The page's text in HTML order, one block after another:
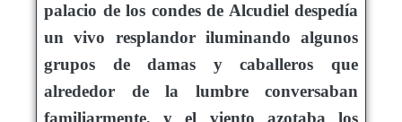
palacio de los condes de Alcudiel despedía
un vivo resplandor iluminando algunos
grupos de damas y caballeros que
alrededor de la lumbre conversaban